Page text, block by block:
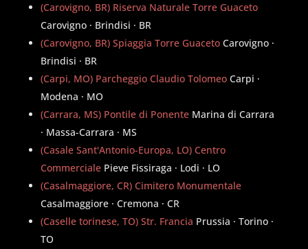
(Carovigno, BR) Riserva Naturale Torre Guaceto
Carovigno · Brindisi · BR
(Carovigno, BR) Spiaggia Torre Guaceto Carovigno ·
Brindisi · BR
(Carpi, MO) Parcheggio Claudio Tolomeo Carpi ·
Modena · MO
(Carrara, MS) Pontile di Ponente Marina di Carrara
· Massa-Carrara · MS
(Casale Sant'Antonio-Europa, LO) Centro
Commerciale Pieve Fissiraga · Lodi · LO
(Casalmaggiore, CR) Cimitero Monumentale
Casalmaggiore · Cremona · CR
(Caselle torinese, TO) Str. Francia Prussia · Torino ·
TO